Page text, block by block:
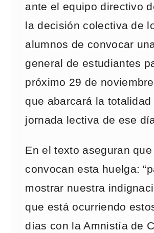
ante el equipo directivo
la decisión colectiva de
alumnos de convocar
general de estudiantes
próximo 29 de
que abarcará la totalidad
jornada lectiva de ese
En el texto aseguran que
convocan esta huelga:
mostrar nuestra
que está ocurriendo
días con la Amnistía de